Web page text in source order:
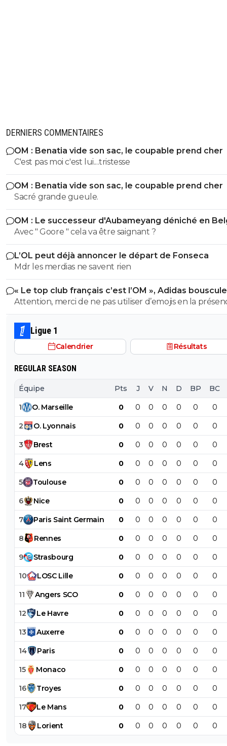
DERNIERS COMMENTAIRES
OM : Benatia vide son sac, le coupable prend cher
C'est pas moi c'est lui....tristesse
OM : Benatia vide son sac, le coupable prend cher
Sacré grande gueule.
OM : Le successeur d'Aubameyang déniché en
Avec " Goore " cela va être saignant ?
L’OL peut déjà annoncer le départ de Fonseca
Mdr les merdias ne savent rien
« Le top club français c’est l’OM », Adidas
PSG
Attention, merci de ne pas utiliser d’emojis en la
Raymond Q qui a un traumatisme de l enfance lié à ces
derniers; pour le soutenir, vous pouvez adhérer à son
association se prétendant faire partie d’une « élite »
se refusant catégoriquement l utilisation d emojis bien
gros globes oculaires de sardine. Cordialement.
Ligue 1
Calendrier Résultats
REGULAR SEASON
Équipe Pts J V N D BP BC
1 O. Marseille 0 0 0 0 0 0 0
2 O. Lyonnais 0 0 0 0 0 0 0
3 Brest 0 0 0 0 0 0 0
4 Lens 0 0 0 0 0 0 0
5 Toulouse 0 0 0 0 0 0 0
6 Nice 0 0 0 0 0 0 0
7 Paris Saint Germain 0 0 0 0 0 0 0
8 Rennes 0 0 0 0 0 0 0
9 Strasbourg 0 0 0 0 0 0 0
10 LOSC Lille 0 0 0 0 0 0 0
11 Angers SCO 0 0 0 0 0 0 0
12 Le Havre 0 0 0 0 0 0 0
13 Auxerre 0 0 0 0 0 0 0
14 Paris 0 0 0 0 0 0 0
15 Monaco 0 0 0 0 0 0 0
16 Troyes 0 0 0 0 0 0 0
17 Le Mans 0 0 0 0 0 0 0
18 Lorient 0 0 0 0 0 0 0